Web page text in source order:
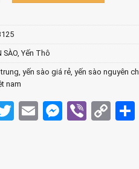
SÀO, Yến Thô
, yến sào giá rẻ, yến sào nguyên
nam
Twitter
EmailViber